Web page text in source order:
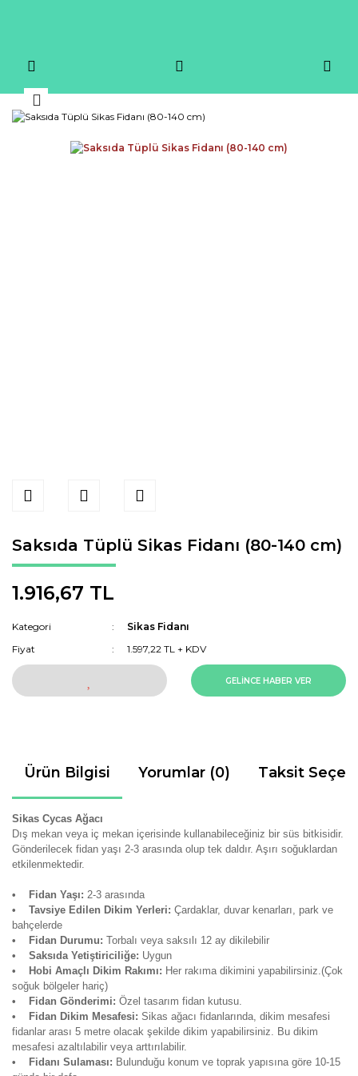
Saksıda Tüplü Sikas Fidanı (80-140 cm)
1.916,67 TL
Kategori
Sikas Fidanı
Fiyat
1.597,22 TL + KDV
GELİNCE HABER VER
Ürün Bilgisi Yorumlar (0) Taksit
Sikas Cycas Ağacı
Dış mekan veya iç mekan içerisinde kullanabileceğiniz bir süs bitkisidir.
Gönderilecek fidan yaşı 2-3 arasında olup tek daldır. Aşırı soğuklardan
etkilenmektedir.
• Fidan Yaşı: 2-3 arasında
• Tavsiye Edilen Dikim Yerleri: Çardaklar, duvar kenarları, park ve
bahçelerde
• Fidan Durumu: Torbalı veya saksılı 12 ay dikilebilir
• Saksıda Yetiştiriciliğe: Uygun
• Hobi Amaçlı Dikim Rakımı: Her rakıma dikimini yapabilirsiniz.(Çok
soğuk bölgeler hariç)
• Fidan Gönderimi: Özel tasarım fidan kutusu.
• Fidan Dikim Mesafesi: Sikas ağacı fidanlarında, dikim mesafesi
fidanlar arası 5 metre olacak şekilde dikim yapabilirsiniz. Bu dikim
mesafesi azaltılabilir veya arttırılabilir.
•
Fidanı Sulaması: Bulunduğu konum ve toprak yapısına göre 10-15